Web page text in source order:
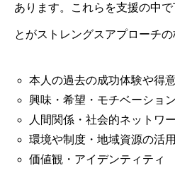
あります。これらを支援の中
とがストレングスアプローチの
本人の過去の成功体験や得
興味・希望・モチベーション
人間関係・社会的ネットワ
環境や制度・地域資源の活用
価値観・アイデンティティ